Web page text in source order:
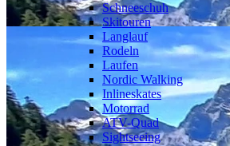
Schneeschuh
Skitouren
Langlauf
Rodeln
Laufen
Nordic Walking
Inlineskates
Motorrad
ATV-Quad
Sightseeing